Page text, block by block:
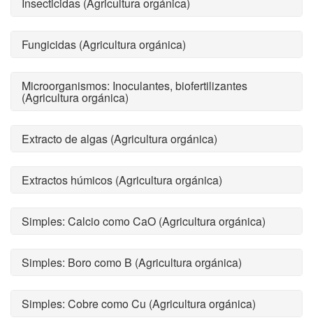
Fungicidas (Agricultura orgánica)
Microorganismos: Inoculantes, biofertilizantes
(Agricultura orgánica)
Extracto de algas (Agricultura orgánica)
Extractos húmicos (Agricultura orgánica)
Simples: Calcio como CaO (Agricultura orgánica)
Simples: Boro como B (Agricultura orgánica)
Simples: Cobre como Cu (Agricultura orgánica)